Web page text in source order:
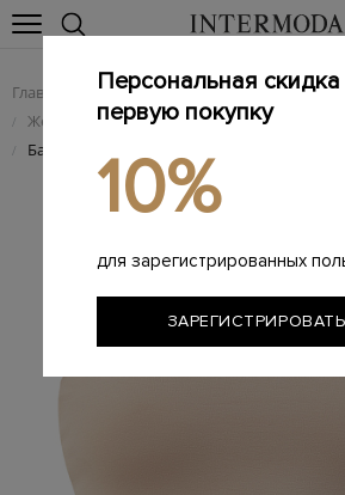
Главная Женщинам / Женская одежда
/ Женские футболки
/ Базовый топ-бандо из эластичного хлопка
Персональная скидка
первую покупку
10%
для зарегистрированных